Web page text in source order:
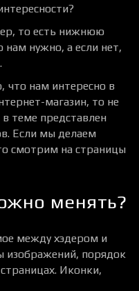
то есть нижнюю
нам нужно, а если нет,
что нам интересно в
магазин, то не
теме представлен
Если мы делаем
смотрим на страницы
менять?
между хэдером и
изображений, порядок
Иконки,